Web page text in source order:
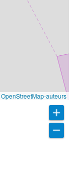
OpenStreetMap-auteurs